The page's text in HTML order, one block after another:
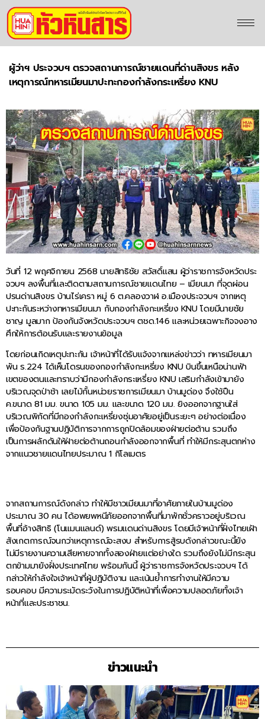
ผู้ว่าฯ ประจวบฯ ตรวจสถานการณ์ชายแดนที่ด่านสิงขร หลัง
เหตุการณ์ทหารเมียนมาปะทะกองกำลังกระเหรี่ยง KNU
วันที่ 12 พฤศจิกายน 2568 นายสิทธิชัย สวัสดิ์แสน ผู้ว่าราชการจังหวัดประ
จวบฯ ลงพื้นที่และติดตามสถานการณ์ชายแดนไทย – เมียนมา ที่จุดผ่อน
ปรนด่านสิงขร บ้านไร่เครา หมู่ 6 ต.คลองวาฬ อ.เมืองประจวบฯ จากเหตุ
ปะทะกันระหว่างทหารเมียนมา กับกองกำลังกะเหรี่ยง KNU โดยมีนายชัย
ชาญ มูลมาก ป้องกันจังหวัดประจวบฯ ตชด.146 และหน่วยเฉพาะกิจจงอาง
ศึกให้การต้อนรับและรายงานข้อมูล
โดยก่อนเกิดเหตุปะทะกัน เจ้าหน้าที่ได้รับแจ้งจากแหล่งข่าวว่า ทหารเมียนมา
พัน ร.224 ได้เห็นโดรนของกองกำลังกะเหรี่ยง KNU บินขึ้นเหนือน่านฟ้า
เขตของตนและทราบว่ามีกองกำลังกระเหรี่ยง KNU เสริมกำลังเข้ามายัง
บริเวณจุดป่าช้า เลยไม้กั้นหน่วยราชการเมียนมา บ้านมูด่อง จึงใช้ปืน
ค.ขนาด 81 มม. ขนาด 105 มม. และขนาด 120 มม. ยิงออกจากฐานใส่
บริเวณพิกัดที่มีกองกำลังกะเหรี่ยงซุ่มอาศัยอยู่เป็นระยะๆ อย่างต่อเนื่อง
เพื่อป้องกันฐานปฏิบัติการจากการถูกปิดล้อมของฝ่ายต่อต้าน รวมถึง
เป็นการผลักดันให้ฝ่ายต่อต้านถอนกำลังออกจากพื้นที่ ทำให้มีกระสุนตกห่าง
จากแนวชายแดนไทยประมาณ 1 กิโลเมตร
จากสถานการณ์ดังกล่าว ทำให้มีชาวเมียนมาที่อาศัยภายในบ้านมูด่อง
ประมาณ 30 คน ได้อพยพหนีภัยออกจากพื้นที่มาพักชั่วคราวอยู่บริเวณ
พื้นที่อ้างสิทธิ (โนแมนแลนด์) พรมแดนด่านสิงขร โดยมีเจ้าหน้าที่ฝั่งไทยเฝ้า
สังเกตการณ์จนกว่าเหตุการณ์จะสงบ สำหรับการสู้รบดังกล่าวขณะนี้ยัง
ไม่มีรายงานความเสียหายจากทั้งสองฝ่ายแต่อย่างใด รวมถึงยังไม่มีกระสุน
ตกข้ามมายังฝั่งประเทศไทย พร้อมกันนี้ ผู้ว่าราชการจังหวัดประจวบฯ ได้
กล่าวให้กำลังใจเจ้าหน้าที่ผู้ปฏิบัติงาน และเน้นย้ำการทำงานให้มีความ
รอบคอบ มีความระมัดระวังในการปฏิบัติหน้าที่เพื่อความปลอดภัยทั้งเจ้า
หน้าที่และประชาชน.
ข่าวแนะนำ